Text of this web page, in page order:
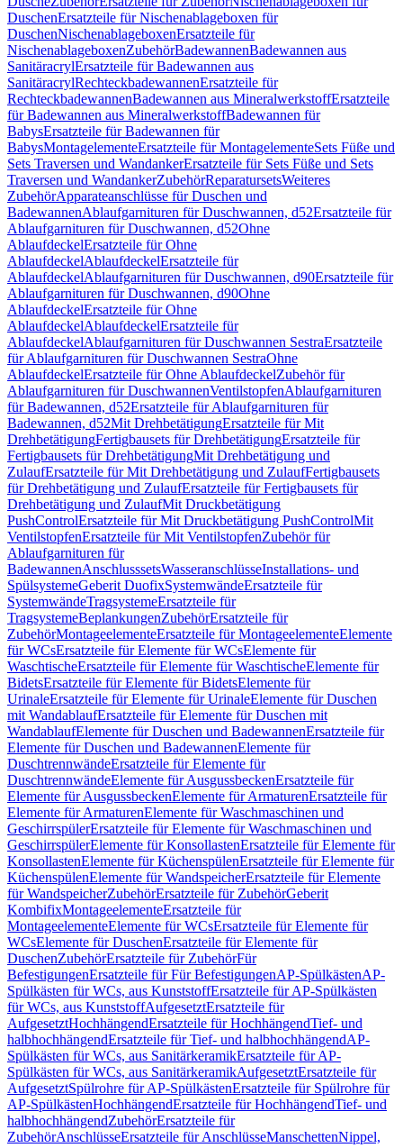
DuschenErsatzteile für Nischenablageboxen für
DuschenNischenablageboxenErsatzteile für
NischenablageboxenZubehörBadewannenBadewannen aus
SanitäracrylErsatzteile für Badewannen aus
SanitäracrylRechteckbadewannenErsatzteile für
RechteckbadewannenBadewannen aus MineralwerkstoffErsatzteile
für Badewannen aus MineralwerkstoffBadewannen für
BabysErsatzteile für Badewannen für
BabysMontagelementeErsatzteile für MontagelementeSets Füße und
Sets Traversen und WandankerErsatzteile für Sets Füße und Sets
Traversen und WandankerZubehörReparatursetsWeiteres
ZubehörApparateanschlüsse für Duschen und
BadewannenAblaufgarnituren für Duschwannen, d52Ersatzteile für
Ablaufgarnituren für Duschwannen, d52Ohne
AblaufdeckelErsatzteile für Ohne
AblaufdeckelAblaufdeckelErsatzteile für
AblaufdeckelAblaufgarnituren für Duschwannen, d90Ersatzteile für
Ablaufgarnituren für Duschwannen, d90Ohne
AblaufdeckelErsatzteile für Ohne
AblaufdeckelAblaufdeckelErsatzteile für
AblaufdeckelAblaufgarnituren für Duschwannen SestraErsatzteile
für Ablaufgarnituren für Duschwannen SestraOhne
AblaufdeckelErsatzteile für Ohne AblaufdeckelZubehör für
Ablaufgarnituren für DuschwannenVentilstopfenAblaufgarnituren
für Badewannen, d52Ersatzteile für Ablaufgarnituren für
Badewannen, d52Mit DrehbetätigungErsatzteile für Mit
DrehbetätigungFertigbausets für DrehbetätigungErsatzteile für
Fertigbausets für DrehbetätigungMit Drehbetätigung und
ZulaufErsatzteile für Mit Drehbetätigung und ZulaufFertigbausets
für Drehbetätigung und ZulaufErsatzteile für Fertigbausets für
Drehbetätigung und ZulaufMit Druckbetätigung
PushControlErsatzteile für Mit Druckbetätigung PushControlMit
VentilstopfenErsatzteile für Mit VentilstopfenZubehör für
Ablaufgarnituren für
BadewannenAnschlusssetsWasseranschlüsseInstallations- und
SpülsystemeGeberit DuofixSystemwändeErsatzteile für
SystemwändeTragsystemeErsatzteile für
TragsystemeBeplankungenZubehörErsatzteile für
ZubehörMontageelementeErsatzteile für MontageelementeElemente
für WCsErsatzteile für Elemente für WCsElemente für
WaschtischeErsatzteile für Elemente für WaschtischeElemente für
BidetsErsatzteile für Elemente für BidetsElemente für
UrinaleErsatzteile für Elemente für UrinaleElemente für Duschen
mit WandablaufErsatzteile für Elemente für Duschen mit
WandablaufElemente für Duschen und BadewannenErsatzteile für
Elemente für Duschen und BadewannenElemente für
DuschtrennwändeErsatzteile für Elemente für
DuschtrennwändeElemente für AusgussbeckenErsatzteile für
Elemente für AusgussbeckenElemente für ArmaturenErsatzteile für
Elemente für ArmaturenElemente für Waschmaschinen und
GeschirrspülerErsatzteile für Elemente für Waschmaschinen und
GeschirrspülerElemente für KonsollastenErsatzteile für Elemente für
KonsollastenElemente für KüchenspülenErsatzteile für Elemente für
KüchenspülenElemente für WandspeicherErsatzteile für Elemente
für WandspeicherZubehörErsatzteile für ZubehörGeberit
KombifixMontageelementeErsatzteile für
MontageelementeElemente für WCsErsatzteile für Elemente für
WCsElemente für DuschenErsatzteile für Elemente für
DuschenZubehörErsatzteile für ZubehörFür
BefestigungenErsatzteile für Für BefestigungenAP-SpülkästenAP-
Spülkästen für WCs, aus KunststoffErsatzteile für AP-Spülkästen
für WCs, aus KunststoffAufgesetztErsatzteile für
AufgesetztHochhängendErsatzteile für HochhängendTief- und
halbhochhängendErsatzteile für Tief- und halbhochhängendAP-
Spülkästen für WCs, aus SanitärkeramikErsatzteile für AP-
Spülkästen für WCs, aus SanitärkeramikAufgesetztErsatzteile für
AufgesetztSpülrohre für AP-SpülkästenErsatzteile für Spülrohre für
AP-SpülkästenHochhängendErsatzteile für HochhängendTief- und
halbhochhängendZubehörErsatzteile für
ZubehörAnschlüsseErsatzteile für AnschlüsseManschettenNippel,